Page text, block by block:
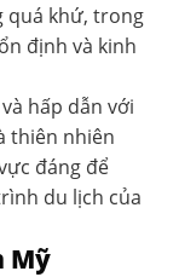
quá khứ, trong
định và kinh
hấp dẫn với
thiên nhiên
đáng để
du lịch của
Mỹ